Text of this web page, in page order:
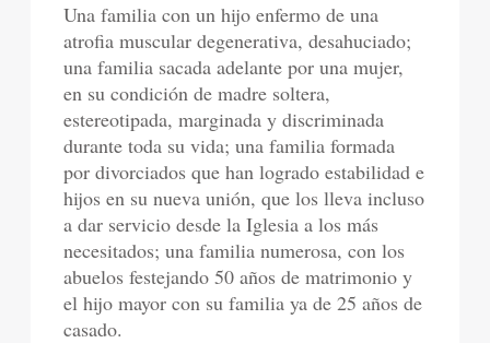
Una familia con un hijo enfermo de una
atrofia muscular degenerativa, desahuciado;
una familia sacada adelante por una mujer,
en su condición de madre soltera,
estereotipada, marginada y discriminada
durante toda su vida; una familia formada
por divorciados que han logrado estabilidad e
hijos en su nueva unión, que los lleva incluso
a dar servicio desde la Iglesia a los más
necesitados; una familia numerosa, con los
abuelos festejando 50 años de matrimonio y
el hijo mayor con su familia ya de 25 años de
casado.